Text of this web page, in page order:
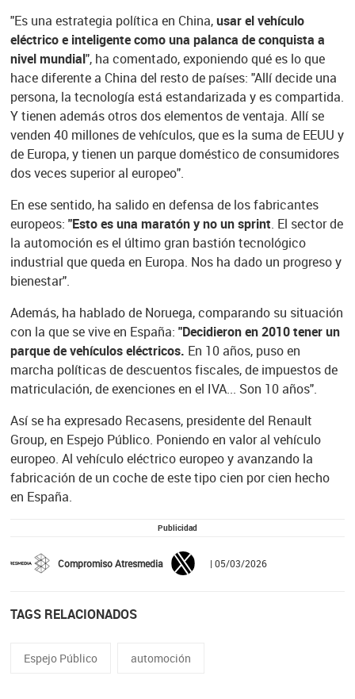
"Es una estrategia política en China,usar el vehículo
eléctrico e inteligente como una palanca de conquista a
nivel mundial", ha comentado, exponiendo qué es lo que
hace diferente a China del resto de países: "Allí decide una
persona, la tecnología está estandarizada y es compartida.
Y tienen además otros dos elementos de ventaja. Allí se
venden 40 millones de vehículos, que es la suma de EEUU y
de Europa, y tienen un parque doméstico de consumidores
dos veces superior al europeo".
En ese sentido, ha salido en defensa de los fabricantes
europeos: "Esto es una maratón y no un sprint. El sector de
la automoción es el último gran bastión tecnológico
industrial que queda en Europa. Nos ha dado un progreso y
bienestar".
Además, ha hablado de Noruega, comparando su situación
con la que se vive en España: "Decidieron en 2010 tener un
parque de vehículos eléctricos. En 10 años, puso en
marcha políticas de descuentos fiscales, de impuestos de
matriculación, de exenciones en el IVA... Son 10 años".
Así se ha expresado Recasens, presidente del Renault
Group, en Espejo Público. Poniendo en valor al vehículo
europeo. Al vehículo eléctrico europeo y avanzando la
fabricación de un coche de este tipo cien por cien hecho
en España.
Publicidad
Compromiso Atresmedia | 05/03/2026
TAGS RELACIONADOS
Espejo Público automoción